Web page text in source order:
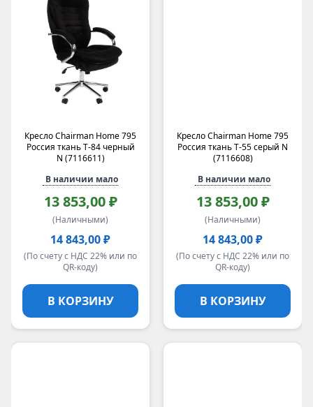
Кресло Chairman Home 795
Россия ткань Т-84 черный
N (7116611)
В наличии мало
13 853,00 ₽
(Наличными)
14 843,00 ₽
(По счету с НДС 22% или по
QR-коду)
В КОРЗИНУ
Кресло Chairman Home 795
Россия ткань Т-55 серый N
(7116608)
В наличии мало
13 853,00 ₽
(Наличными)
14 843,00 ₽
(По счету с НДС 22% или по
QR-коду)
В КОРЗИНУ